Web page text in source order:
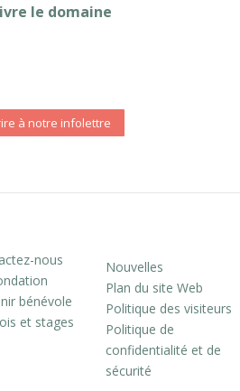
le domaine
à notre infolettre
nous
bénévole
et stages
Nouvelles
Plan du site Web
Politique des visiteurs
Politique de
confidentialité et de
sécurité